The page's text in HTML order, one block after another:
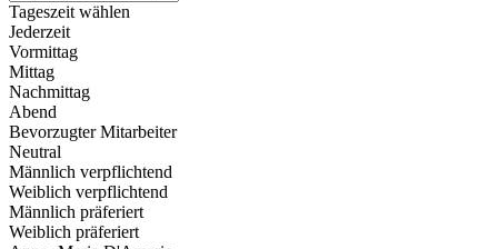
Tageszeit wählen
Jederzeit
Vormittag
Mittag
Nachmittag
Abend
Bevorzugter Mitarbeiter
Neutral
Männlich verpflichtend
Weiblich verpflichtend
Männlich präferiert
Weiblich präferiert